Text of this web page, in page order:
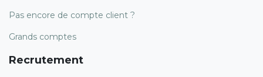
Pas encore de compte client ?
Grands comptes
Recrutement